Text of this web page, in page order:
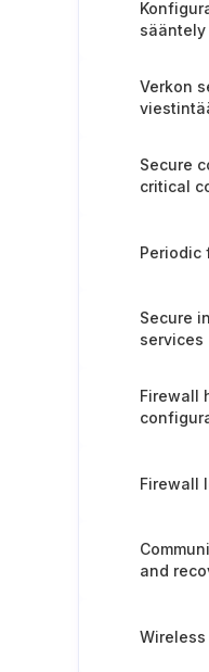
Verkon
Secure
critical
Periodic
Secure
services
Firewall
Firewall
and